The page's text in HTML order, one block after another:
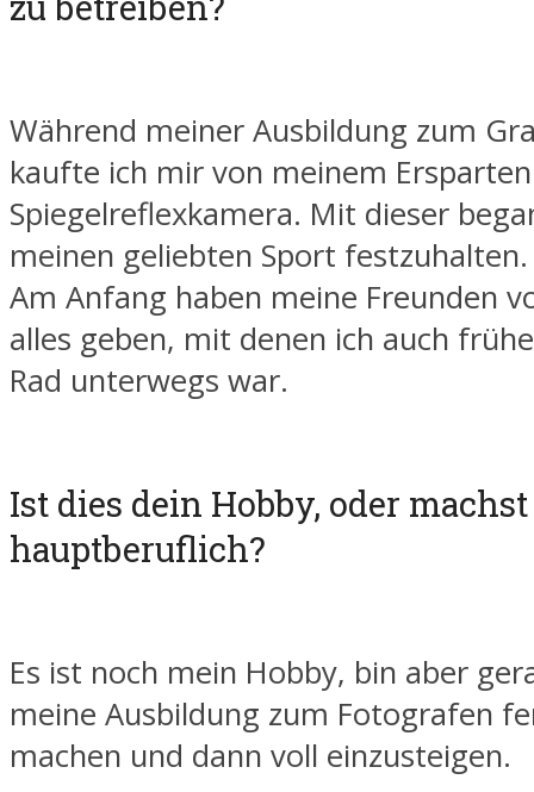
Während meiner Ausbildung zum
kaufte ich mir von meinem
Spiegelreflexkamera. Mit dieser
meinen geliebten Sport festzuhalten.
Am Anfang haben meine Freunden
alles geben, mit denen ich auch
Rad unterwegs war.
Ist dies dein Hobby, oder
hauptberuflich?
Es ist noch mein Hobby, bin aber
meine Ausbildung zum Fotografen
machen und dann voll einzusteigen.